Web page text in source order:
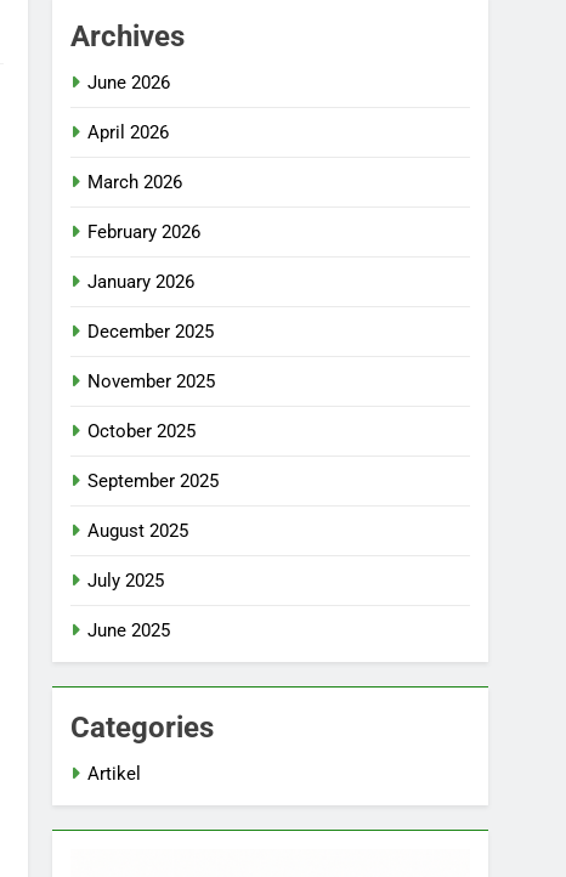
Archives
June 2026
April 2026
March 2026
February 2026
January 2026
December 2025
November 2025
October 2025
September 2025
August 2025
July 2025
June 2025
Categories
Artikel